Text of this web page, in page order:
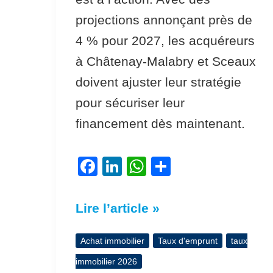
projections annonçant près de
4 % pour 2027, les acquéreurs
à Châtenay-Malabry et Sceaux
doivent ajuster leur stratégie
pour sécuriser leur
financement dès maintenant.
F
c
b
o
Li
k
dI
n
W
at
A er
Lire l’article »
Achat immobilier Taux d'emprunt taux
immobilier 2026